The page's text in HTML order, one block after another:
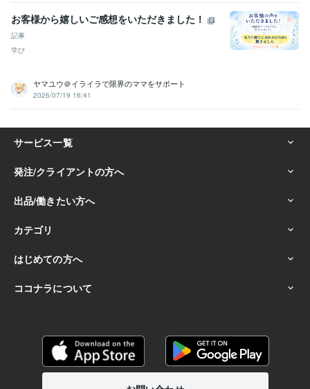
お客様から嬉しいご感想をいただきました！
記事
学び
ヤマユウ＠イライラで限界のママをサポート
2026/07/19 16:41